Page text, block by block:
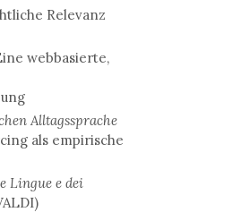
Relevanz
webbasierte,
Alltagssprache
als empirische
Lingue e dei